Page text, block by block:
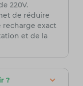
220V.
de réduire
exact
et de la
?